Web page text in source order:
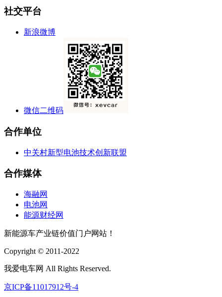
社交平台
新浪微博
微信二维码
合作单位
中关村新型电池技术创新联盟
合作媒体
海融网
电池网
能源财经网
新能源车产业链价值门户网站！
Copyright © 2011-2022
我爱电车网 All Rights Reserved.
京ICP备11017912号-4